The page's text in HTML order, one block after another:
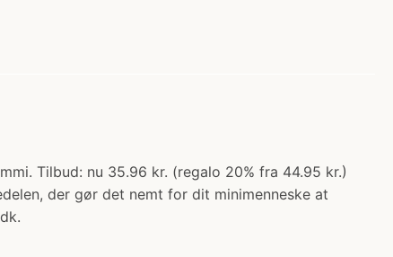
Tilbud: nu 35.96 kr. (regalo 20% fra 44.95 kr.)
der gør det nemt for dit minimenneske at